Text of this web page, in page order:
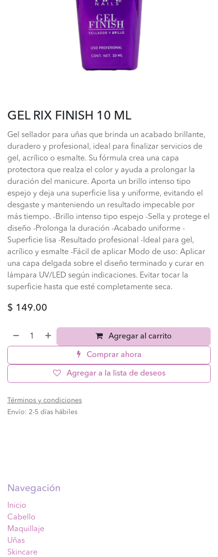
GEL RIX FINISH 10 ML
Gel sellador para uñas que brinda un acabado brillante,
duradero y profesional, ideal para finalizar servicios de
gel, acrílico o esmalte. Su fórmula crea una capa
protectora que realza el color y ayuda a prolongar la
duración del manicure. Aporta un brillo intenso tipo
espejo y deja una superficie lisa y uniforme, evitando el
desgaste y manteniendo un resultado impecable por
más tiempo. -Brillo intenso tipo espejo -Sella y protege el
diseño -Prolonga la duración -Acabado uniforme -
Superficie lisa -Resultado profesional -Ideal para gel,
acrílico y esmalte -Fácil de aplicar Modo de uso: Aplicar
una capa delgada sobre el diseño terminado y curar en
lámpara UV/LED según indicaciones. Evitar tocar la
superficie hasta que esté completamente seca.
$ 149.00
Agregar al carrito
Comprar ahora
Agregar a la lista de deseos
Términos y condiciones
Envío: 2-5 días hábiles
Navegación
Inicio
Cabello
Maquillaje
Uñas
Skincare